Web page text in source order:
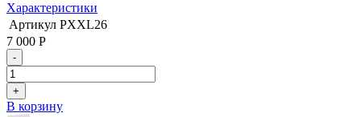
Характеристики
Артикул PXXL26
7 000 Р
-
+
В корзину